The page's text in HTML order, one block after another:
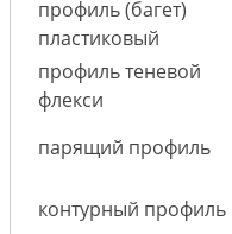
профиль (багет)
пластиковый
профиль теневой
флекси
парящий профиль
контурный профиль